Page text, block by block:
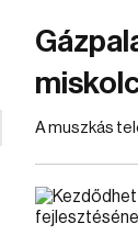
A muszkás